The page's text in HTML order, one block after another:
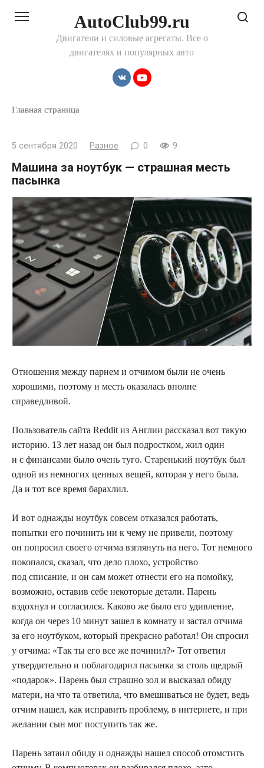
AutoClub99.ru
Двигатели и силовые агрегаты. Все о
двигателях и популярных авто
Главная страница
5 сентября 2020 Разное 0 9
Машина за ноутбук — страшная месть
пасынка
Отношения между парнем и отчимом были не очень
хорошими, поэтому и месть оказалась вполне
справедливой.
Пользователь сайта Reddit из Англии рассказал вот такую
историю. 13 лет назад он был подростком, жил один
и с финансами было очень туго. Старенький ноутбук был
одной из немногих ценных вещей, которая у него была.
Да и тот все время барахлил.
И вот однажды ноутбук совсем отказался работать,
попытки его починить ни к чему не привели, поэтому
он попросил своего отчима взглянуть на него. Тот немного
покопался, сказал, что дело плохо, устройство
под списание, и он сам может отнести его на помойку,
возможно, оставив себе некоторые детали. Парень
вздохнул и согласился. Каково же было его удивление,
когда он через 10 минут зашел в комнату и застал отчима
за его ноутбуком, который прекрасно работал! Он спросил
у отчима: «Так ты его все же починил?» Тот ответил
утвердительно и поблагодарил пасынка за столь щедрый
«подарок». Парень был страшно зол и высказал обиду
матери, на что та ответила, что вмешиваться не будет, ведь
отчим нашел, как исправить проблему, в интернете, и при
желании сын мог поступить так же.
Парень затаил обиду и однажды нашел способ отомстить